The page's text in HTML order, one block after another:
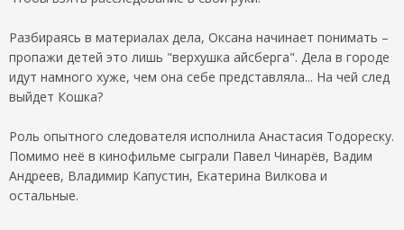
Разбираясь в материалах дела, Оксана начинает понимать –
пропажи детей это лишь "верхушка айсберга". Дела в городе
идут намного хуже, чем она себе представляла... На чей след
выйдет Кошка?
Роль опытного следователя исполнила Анастасия Тодореску.
Помимо неё в кинофильме сыграли Павел Чинарëв, Вадим
Андреев, Владимир Капустин, Екатерина Вилкова и
остальные.